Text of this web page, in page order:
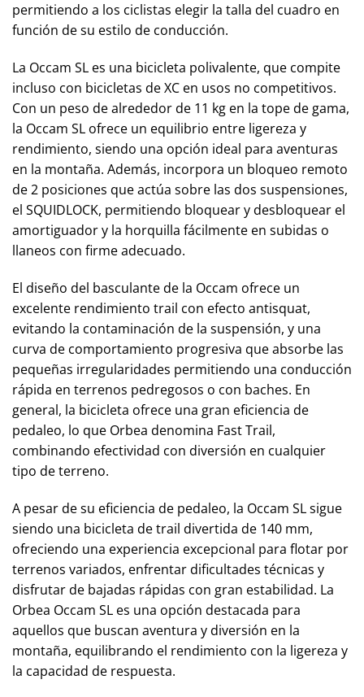
permitiendo a los ciclistas elegir la talla del cuadro en
función de su estilo de conducción.
La Occam SL es una bicicleta polivalente, que compite
incluso con bicicletas de XC en usos no competitivos.
Con un peso de alrededor de 11 kg en la tope de gama,
la Occam SL ofrece un equilibrio entre ligereza y
rendimiento, siendo una opción ideal para aventuras
en la montaña. Además, incorpora un bloqueo remoto
de 2 posiciones que actúa sobre las dos suspensiones,
el SQUIDLOCK, permitiendo bloquear y desbloquear el
amortiguador y la horquilla fácilmente en subidas o
llaneos con firme adecuado.
El diseño del basculante de la Occam ofrece un
excelente rendimiento trail con efecto antisquat,
evitando la contaminación de la suspensión, y una
curva de comportamiento progresiva que absorbe las
pequeñas irregularidades permitiendo una conducción
rápida en terrenos pedregosos o con baches. En
general, la bicicleta ofrece una gran eficiencia de
pedaleo, lo que Orbea denomina Fast Trail,
combinando efectividad con diversión en cualquier
tipo de terreno.
A pesar de su eficiencia de pedaleo, la Occam SL sigue
siendo una bicicleta de trail divertida de 140 mm,
ofreciendo una experiencia excepcional para flotar por
terrenos variados, enfrentar dificultades técnicas y
disfrutar de bajadas rápidas con gran estabilidad. La
Orbea Occam SL es una opción destacada para
aquellos que buscan aventura y diversión en la
montaña, equilibrando el rendimiento con la ligereza y
la capacidad de respuesta.